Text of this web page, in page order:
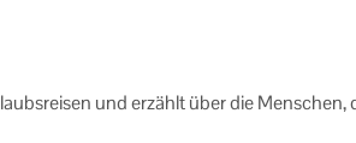
und er­zählt über die